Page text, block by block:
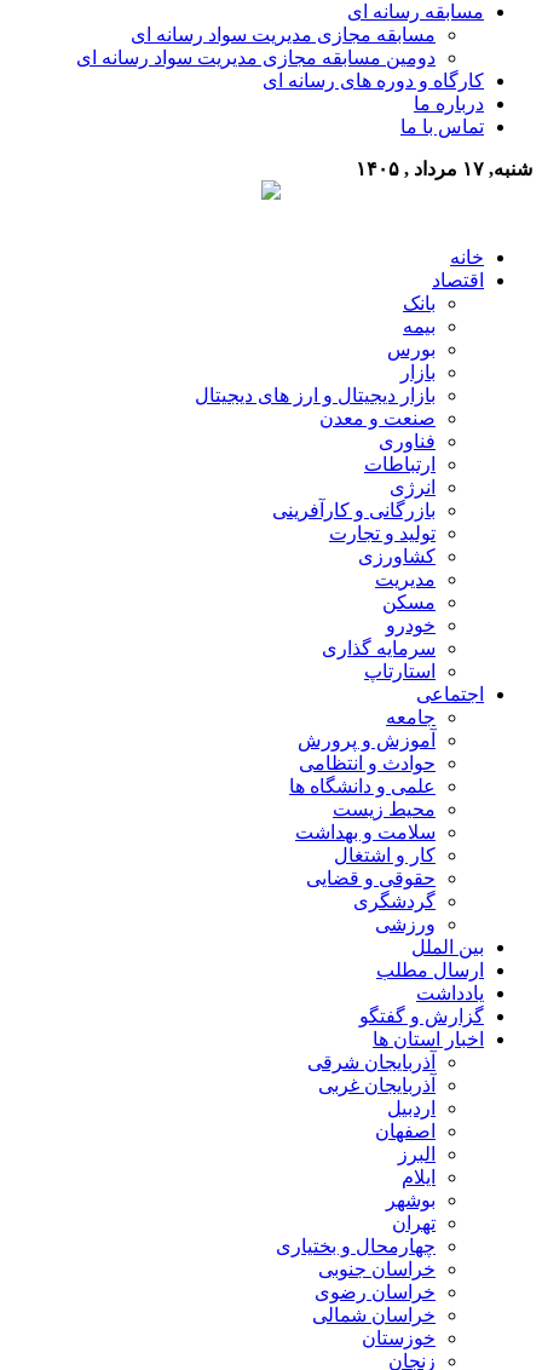
مسابقه رسانه ای
مسابقه مجازی مدیریت سواد رسانه ای
دومین مسابقه مجازی مدیریت سواد رسانه ای
کارگاه و دوره های رسانه ای
درباره ما
تماس با ما
شنبه, ۱۷ مرداد , ۱۴۰۵
خانه
اقتصاد
بانک
بیمه
بورس
بازار
بازار دیجیتال و ارز های دیجیتال
صنعت و معدن
فناوری
ارتباطات
انرژی
بازرگانی و کارآفرینی
تولید و تجارت
کشاورزی
مدیریت
مسکن
خودرو
سرمایه گذاری
استارتاپ
اجتماعی
جامعه
آموزش و پرورش
حوادث و انتظامی
علمی و دانشگاه ها
محیط زیست
سلامت و بهداشت
کار و اشتغال
حقوقی و قضایی
گردشگری
ورزشی
بین الملل
ارسال مطلب
یادداشت
گزارش و گفتگو
اخبار استان ها
آذربایجان شرقی
آذربایجان غربی
اردبیل
اصفهان
البرز
ایلام
بوشهر
تهران
چهارمحال و بختیاری
خراسان جنوبی
خراسان رضوی
خراسان شمالی
خوزستان
زنجان